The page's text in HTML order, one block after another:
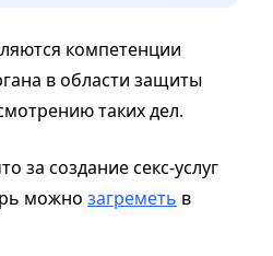
компетенции
в области защиты
таких дел.
за создание секс-услуг
можно загреметь в